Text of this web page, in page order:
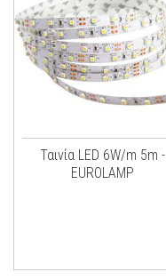
Ταινία LED 6W/m 5m -
EUROLAMP